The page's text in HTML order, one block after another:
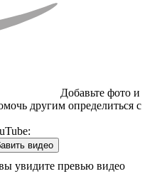
Добавьте фото и
другим определиться с
видео
увидите превью видео